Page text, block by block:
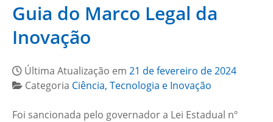
Guia do Marco Legal da
Inovação
Última Atualização em 21 de fevereiro de 2024
Categoria Ciência, Tecnologia e Inovação
Foi sancionada pelo governador a Lei Estadual nº